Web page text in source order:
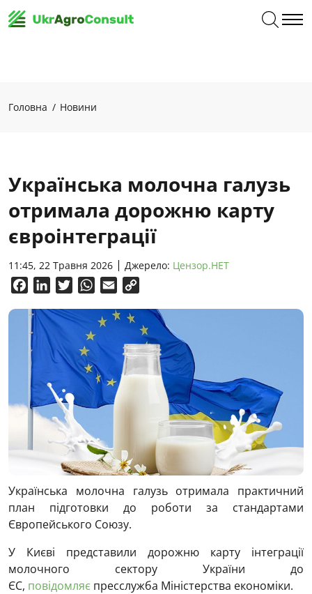
Головна Новини
Українська молочна галузь
отримала дорожню карту
євроінтеграції
11:45, 22 Травня 2026 Джерело: Цензор.НЕТ
FacebookLinkedInTwitterWhatsApp
Email
Українська молочна галузь отримала практичний
план підготовки до роботи за стандартами
Європейського Союзу.
У Києві представили дорожню карту інтеграції
молочного сектору України до
ЄС, повідомляє пресслужба Міністерства економіки.